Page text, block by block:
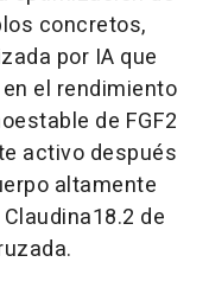
concretos,
por IA que
el rendimiento
de FGF2
activo después
altamente
de